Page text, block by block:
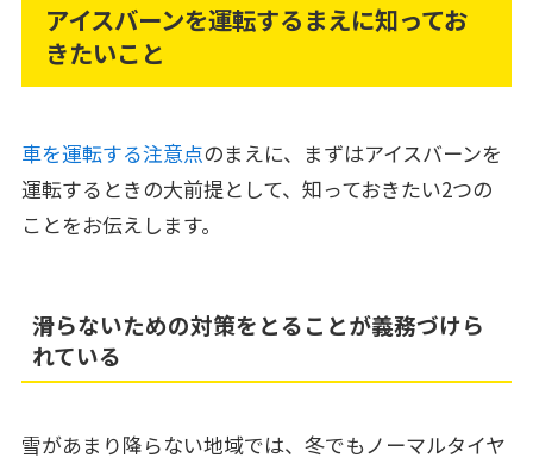
アイスバーンを運転するまえに知ってお
きたいこと
車を運転する注意点のまえに、まずはアイスバーンを
運転するときの大前提として、知っておきたい2つの
ことをお伝えします。
滑らないための対策をとることが義務づけら
れている
雪があまり降らない地域では、冬でもノーマルタイヤ